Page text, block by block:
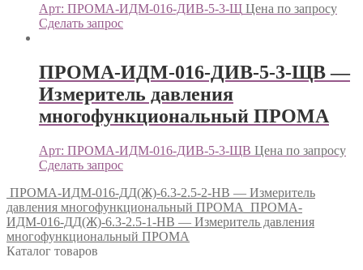
Арт: ПРОМА-ИДМ-016-ДИВ-5-3-Щ Цена по запросу
Сделать запрос
ПРОМА-ИДМ-016-ДИВ-5-3-ЩВ —
Измеритель давления
многофункциональный ПРОМА
Арт: ПРОМА-ИДМ-016-ДИВ-5-3-ЩВ Цена по запросу
Сделать запрос
ПРОМА-ИДМ-016-ДД(Ж)-6.3-2.5-2-НВ — Измеритель
давления многофункциональный ПРОМА ПРОМА-
ИДМ-016-ДД(Ж)-6.3-2.5-1-НВ — Измеритель давления
многофункциональный ПРОМА
Каталог товаров